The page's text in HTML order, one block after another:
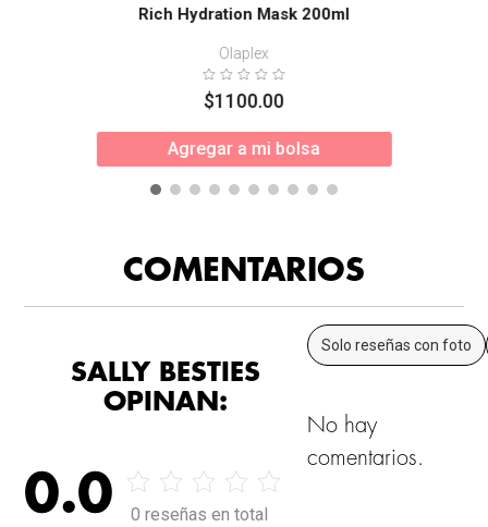
Rich Hydration Mask 200ml
Olaplex
$1100.00
Agregar a mi bolsa
COMENTARIOS
SALLY BESTIES
OPINAN:
0.0 0 reseñas en total
Solo reseñas con foto
No hay
comentarios.